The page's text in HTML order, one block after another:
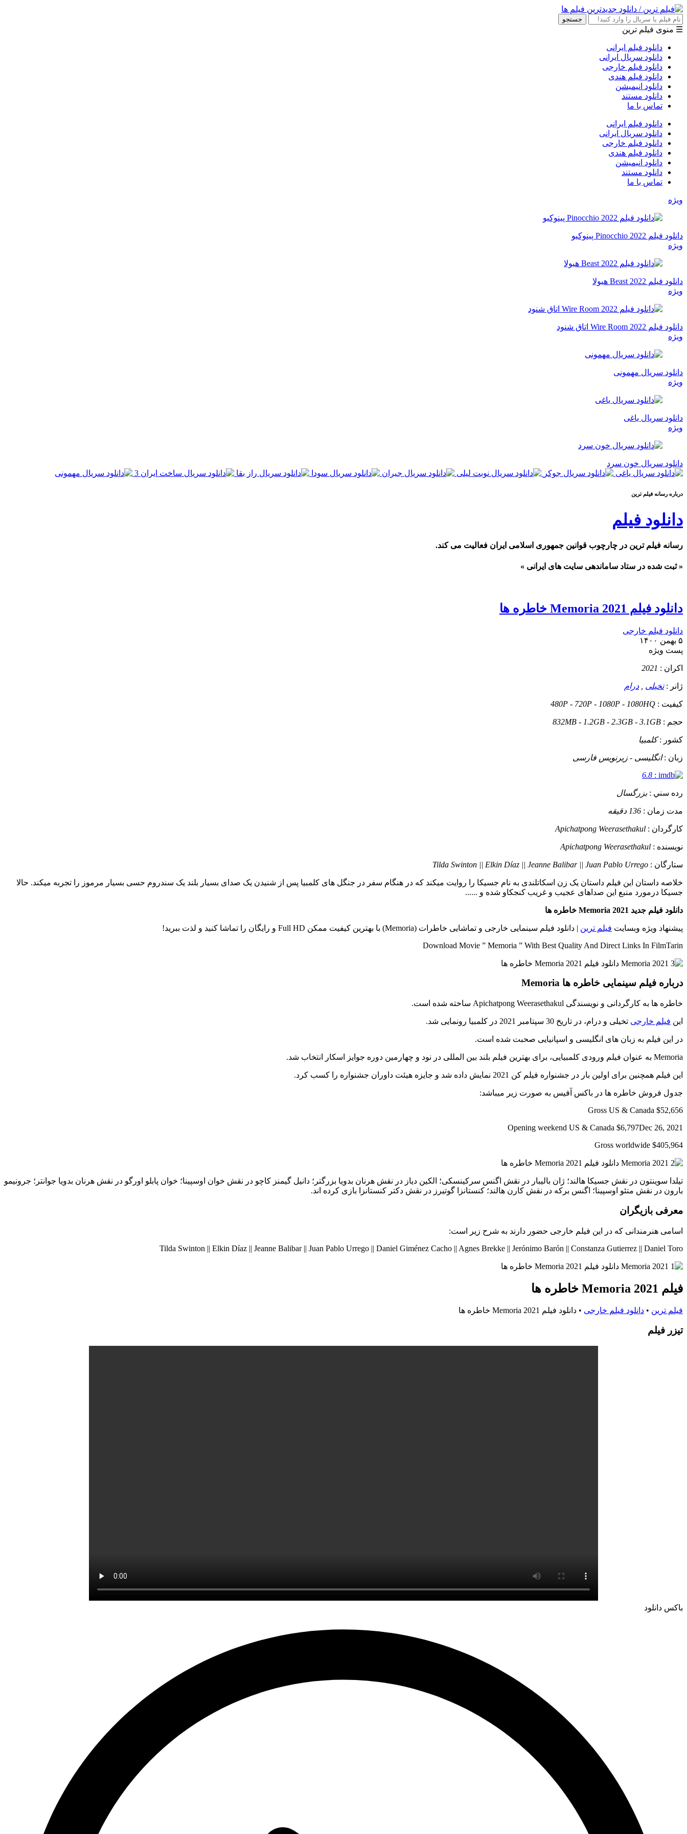
جستجو
☰ منوی فیلم ترین
دانلود فیلم ایرانی
دانلود سریال ایرانی
دانلود فیلم خارجی
دانلود فیلم هندی
دانلود انیمیشن
دانلود مستند
تماس با ما
دانلود فیلم ایرانی
دانلود سریال ایرانی
دانلود فیلم خارجی
دانلود فیلم هندی
دانلود انیمیشن
دانلود مستند
تماس با ما
ویژه
دانلود فیلم Pinocchio 2022 پینوکیو
ویژه
دانلود فیلم Beast 2022 هیولا
ویژه
دانلود فیلم Wire Room 2022 اتاق شنود
ویژه
دانلود سریال مهمونی
ویژه
دانلود سریال یاغی
ویژه
دانلود سریال خون سرد
درباره رسانه فيلم ترين
دانلود فیلم
رسانه فیلم ترین در چارچوب قوانین جمهوری اسلامی ایران فعالیت می کند.
« ثبت شده در ستاد ساماندهی سایت های ایرانی »
دانلود فیلم Memoria 2021 خاطره ها
دانلود فیلم خارجی
۵ بهمن ۱۴۰۰
پست ويژه
اکران : 2021
ژانر :تخیلی درام
کيفيت : 480P - 720P - 1080P - 1080HQ
حجم : 832MB - 1.2GB - 2.3GB - 3.1GB
کشور :کلمبیا
زبان :انگلیسی - زیرنویس فارسی
:
6.8
رده سني :بزرگسال
مدت زمان : 136 دقیقه
کارگردان : Apichatpong Weerasethakul
نويسنده : Apichatpong Weerasethakul
ستارگان : Tilda Swinton || Elkin Díaz || Jeanne Balibar || Juan Pablo Urrego
خلاصه داستان این فیلم داستان یک زن اسکاتلندی به نام جسیکا را روایت میکند که در هنگام سفر در جنگل های کلمبیا پس از شنیدن یک صدای بسیار بلند یک سندروم حسی بسیار مرموز را تجربه میکند. حالا
جسیکا درمورد منبع این صداهای عجیب و غریب کنجکاو شده و ......
دانلود فیلم جدید Memoria 2021 خاطره ها
پیشنهاد ویژه وبسایت فیلم ترین | دانلود فیلم سینمایی خارجی و تماشایی خاطرات (Memoria) با بهترین کیفیت ممکن Full HD و رایگان را تماشا کنید و لذت ببرید!
Download Movie ” Memoria ” With Best Quality And Direct Links In FilmTarin
درباره فیلم سینمایی خاطره ها Memoria
خاطره ها به کارگردانی و نویسندگی Apichatpong Weerasethakul ساخته شده است.
این فیلم خارجی تخیلی و درام، در تاریخ 30 سپتامبر 2021 در کلمبیا رونمایی شد.
در این فیلم به زبان های انگلیسی و اسپانیایی صحبت شده است.
Memoria به عنوان فیلم ورودی کلمبیایی، برای بهترین فیلم بلند بین المللی در نود و چهارمین دوره جوایز اسکار انتخاب شد.
این فیلم همچنین برای اولین بار در جشنواره فیلم کن 2021 نمایش داده شد و جایزه هیئت داوران جشنواره را کسب کرد.
جدول فروش خاطره ها در باکس آفیس به صورت زیر میباشد:
Gross US & Canada $52,656
Opening weekend US & Canada $6,797Dec 26, 2021
Gross worldwide $405,964
تیلدا سوینتون در نقش جسیکا هالند؛ ژان بالیبار در نقش اگنس سرکینسکی؛ الکین دیاز در نقش هرنان بدویا بزرگتر؛ دانیل گیمنز کاچو در نقش خوان اوسپینا؛ خوان پابلو اورگو در نقش هرنان بدویا جوانتر؛ جرونیمو
بارون در نقش متئو اوسپینا؛ اگنس برکه در نقش کارن هالند؛ کنستانزا گوتیرز در نقش دکتر کنستانزا بازی کرده اند.
معرفی بازیگران
اسامی هنرمندانی که در این فیلم خارجی حضور دارند به شرح زیر است:
Tilda Swinton || Elkin Díaz || Jeanne Balibar || Juan Pablo Urrego || Daniel Giménez Cacho || Agnes Brekke || Jerónimo Barón || Constanza Gutierrez || Daniel Toro
فیلم Memoria 2021 خاطره ها
فیلم ترین • دانلود فیلم خارجی • دانلود فیلم Memoria 2021 خاطره ها
تيزر فيلم
باکس دانلود